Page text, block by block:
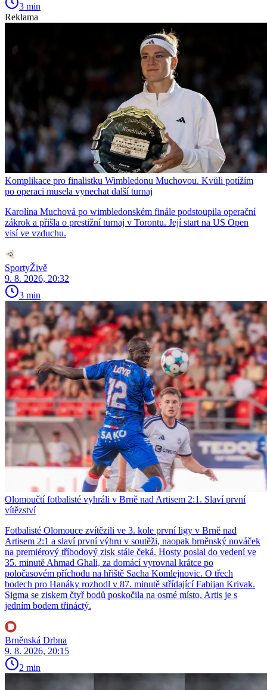
3 min
Reklama
Komplikace pro finalistku Wimbledonu Muchovou. Kvůli potížím
po operaci musela vynechat další turnaj
Karolína Muchová po wimbledonském finále podstoupila operační
zákrok a přišla o prestižní turnaj v Torontu. Její start na US Open
visí ve vzduchu.
SportyŽivě
9. 8. 2026, 20:32
3 min
Olomoučtí fotbalisté vyhráli v Brně nad Artisem 2:1. Slaví první
vítězství
Fotbalisté Olomouce zvítězili ve 3. kole první ligy v Brně nad
Artisem 2:1 a slaví první výhru v soutěži, naopak brněnský nováček
na premiérový tříbodový zisk stále čeká. Hosty poslal do vedení ve
35. minutě Ahmad Ghali, za domácí vyrovnal krátce po
poločasovém příchodu na hřiště Sacha Komlejnovic. O třech
bodech pro Hanáky rozhodl v 87. minutě střídající Fabijan Krivak.
Sigma se ziskem čtyř bodů poskočila na osmé místo, Artis je s
jedním bodem třináctý.
Brněnská Drbna
9. 8. 2026, 20:15
2 min